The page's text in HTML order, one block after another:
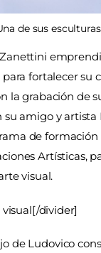
de sus
para fortalecer su
la grabación de
su amigo y artista
de formación
Artísticas,
visual.
divider]
de Ludovico